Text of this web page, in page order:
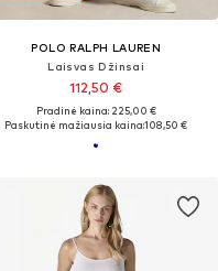
POLO RALPH LAUREN
Laisvas Džinsai
112,50 €
Pradinė kaina: 225,00 €
Paskutinė mažiausia kaina:108,50 €